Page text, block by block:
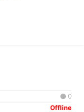
0
Offline